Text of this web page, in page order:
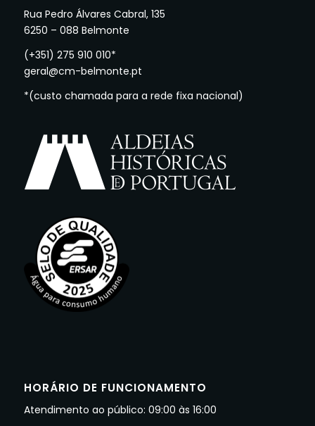
Rua Pedro Álvares Cabral, 135
6250 – 088 Belmonte
(+351) 275 910 010*
geral@cm-belmonte.pt
*(custo chamada para a rede fixa nacional)
HORÁRIO DE FUNCIONAMENTO
Atendimento ao público: 09:00 às 16:00